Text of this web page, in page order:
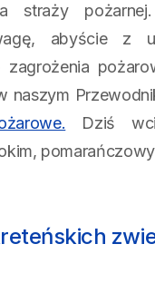
straży
abyście z
zagrożenia
naszym
Dziś